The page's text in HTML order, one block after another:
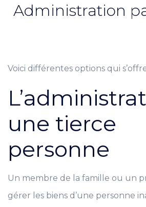
Administration
Voici différentes options qui
une tierce
personne
Un membre de la famille ou un
gérer les biens d’une personne